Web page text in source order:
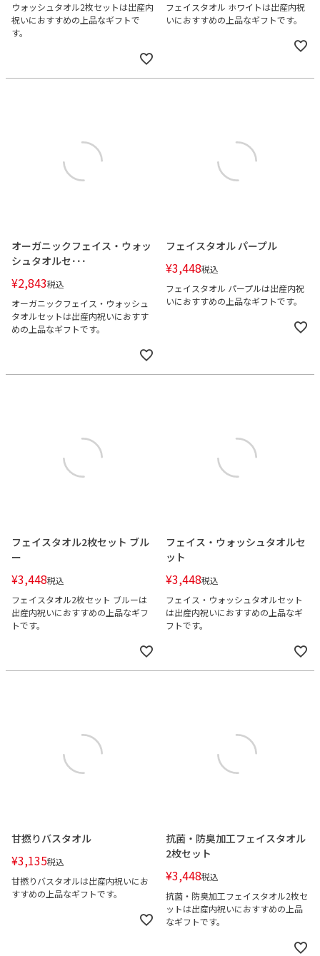
ウォッシュタオル2枚セットは出産内
祝いにおすすめの上品なギフトで
す。
フェイスタオル ホワイトは出産内祝
いにおすすめの上品なギフトです。
オーガニックフェイス・ウォッ
シュタオルセ･･･
¥2,843税込
オーガニックフェイス・ウォッシュ
タオルセットは出産内祝いにおすす
めの上品なギフトです。
フェイスタオル パープル
¥3,448税込
フェイスタオル パープルは出産内祝
いにおすすめの上品なギフトです。
フェイスタオル2枚セット ブル
ー
¥3,448税込
フェイスタオル2枚セット ブルーは
出産内祝いにおすすめの上品なギフ
トです。
フェイス・ウォッシュタオルセ
ット
¥3,448税込
フェイス・ウォッシュタオルセット
は出産内祝いにおすすめの上品なギ
フトです。
甘撚りバスタオル
¥3,135税込
甘撚りバスタオルは出産内祝いにお
すすめの上品なギフトです。
抗菌・防臭加工フェイスタオル
2枚セット
¥3,448税込
抗菌・防臭加工フェイスタオル2枚セ
ットは出産内祝いにおすすめの上品
なギフトです。